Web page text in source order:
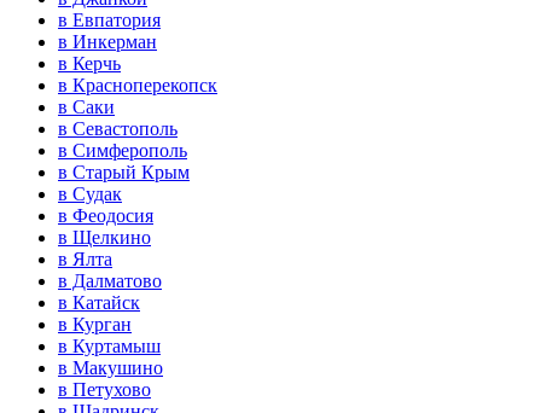
в Евпатория
в Инкерман
в Керчь
в Красноперекопск
в Саки
в Севастополь
в Симферополь
в Старый Крым
в Судак
в Феодосия
в Щелкино
в Ялта
в Далматово
в Катайск
в Курган
в Куртамыш
в Макушино
в Петухово